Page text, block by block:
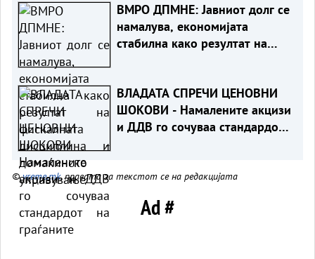
ВМРО ДПМНЕ: Јавниот долг се
намалува, економијата
стабилна како резултат на
ВЛАДАТА СПРЕЧИ ЦЕНОВНИ
ШОКОВИ - Намалените акцизи
и ДДВ го сочуваа стандардот
©vreme.mk, правата за текстот се на редакцијата
Ad #